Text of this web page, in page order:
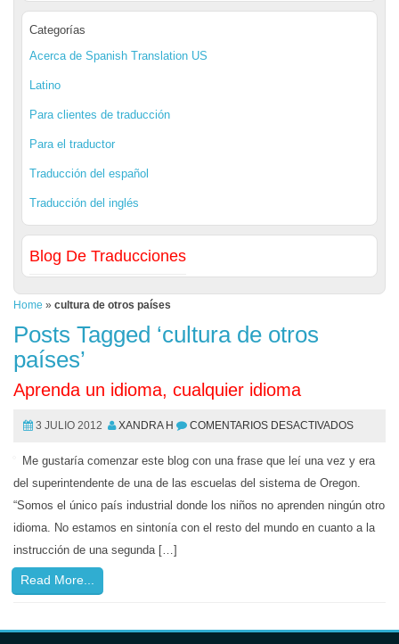
Categorías
Acerca de Spanish Translation US
Latino
Para clientes de traducción
Para el traductor
Traducción del español
Traducción del inglés
Blog De Traducciones
Home » cultura de otros países
Posts Tagged ‘cultura de otros
países’
Aprenda un idioma, cualquier idioma
3 JULIO 2012 XANDRA H COMENTARIOS DESACTIVADOS
Me gustaría comenzar este blog con una frase que leí una vez y era
del superintendente de una de las escuelas del sistema de Oregon.
“Somos el único país industrial donde los niños no aprenden ningún otro
idioma. No estamos en sintonía con el resto del mundo en cuanto a la
instrucción de una segunda […]
Read More...